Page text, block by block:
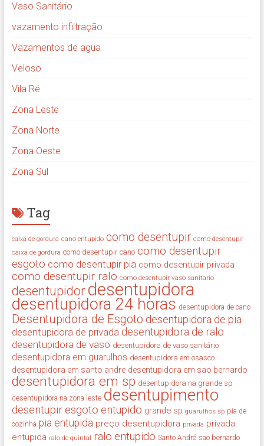
Vaso Sanitário
vazamento infiltração
Vazamentos de agua
Veloso
Vila Ré
Zona Leste
Zona Norte
Zona Oeste
Zona Sul
Tag
caixa de gordura cano entupido como desentupir como desentupir
caixa de gordura como desentupir cano como desentupir
esgoto como desentupir pia como desentupir privada
como desentupir ralo como desentupir vaso sanitario
desentupidor desentupidora
desentupidora 24 horas desentupidora de cano
Desentupidora de Esgoto desentupidora de pia
desentupidora de privada desentupidora de ralo
desentupidora de vaso desentupidora de vaso sanitário
desentupidora em guarulhos desentupidora em osasco
desentupidora em santo andre desentupidora em sao bernardo
desentupidora em sp desentupidora na grande sp
desentupidora na zona leste desentupimento
desentupir esgoto entupido grande sp guarulhos sp pia de
cozinha pia entupida preço desentupidora privada privada
entupida ralo de quintal ralo entupido Santo André sao bernardo